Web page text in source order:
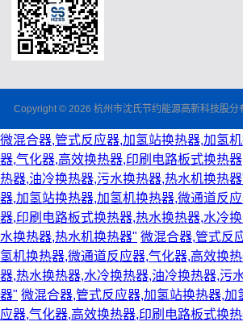
Copyright © 2026 杭州市沈氏节约能源高新科技股分
微混合器,管式反应器,加氢站换热器,加氢
器,气化器,高效换热器,印刷电路板式换热
热器,油冷换热器,污水换热器,热水机换热
器,加氢站换热器,加氢机换热器,微通道反
器,印刷电路板式换热器,热水换热器,水冷
水换热器,热水机换热器" 微混合器,管式反
氢机换热器,微通道反应器,气化器,高效换
器,热水换热器,水冷换热器,油冷换热器,污
器" 微混合器,管式反应器,加氢站换热器,加
应器,气化器,高效换热器,印刷电路板式换